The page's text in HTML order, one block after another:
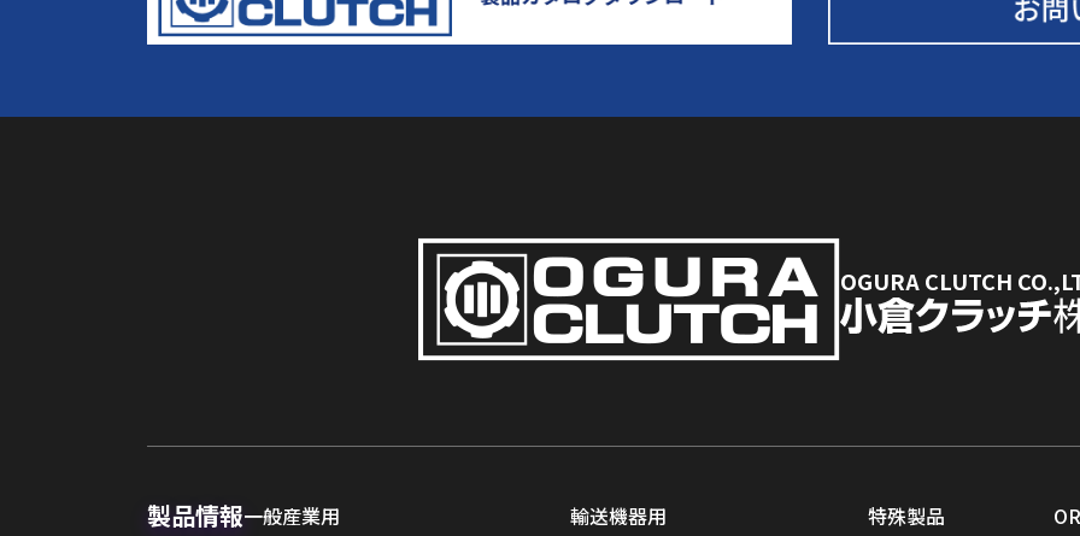
OGURA CLUTCH
製品情報一般産業用 輸送機器用 特殊製品